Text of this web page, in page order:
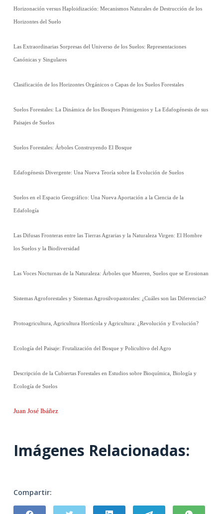
Horizonación versus Haploidización: Mecanismos Naturales de Destrucción de los
Horizontes del Suelo
Las Extraordinarias Sorpresas del Universo de los Suelos: Representaciones
Canónicas y Singulares
Clasificación de los Horizontes Orgánicos o Capas de los Suelos Forestales
Suelos Forestales: La Dinámica de los Bosques Primigenios y La Edafogénesis de sus
Paisajes de Suelos
Suelos Forestales: Árboles Construyendo El Bosque
Edafogénesis Divergente: Una Nueva Teoría sobre la Evolución de Suelos
Suelos en el Espacio Geográfico: Una Nueva Aportación a la Ciencia de la
Edafología
Las Difusas Fronteras entre las Tierras Agrarias y la Naturaleza Virgen: El Hombre
los Suelos y la Biodiversidad
Las Voces Nocturnas de la Naturaleza: Árboles que Mueren, Suelos que se Erosionan
Sistemas Agroforestales y Sistemas Agrosilvopastorales: ¿Cuáles son las Diferencias?
Protoagricultura, Agricultura Hortícola y Agricultura: ¿Revolución y Evolución?
Ecología del Paisaje: Frutalización del Bosque y Policultivo del Agro
Descripción de la Cubiertas Forestales en Estudios sobre Bioquímica, Biología y
Ecología de Suelos
Juan José Ibáñez
Imágenes Relacionadas:
Compartir: